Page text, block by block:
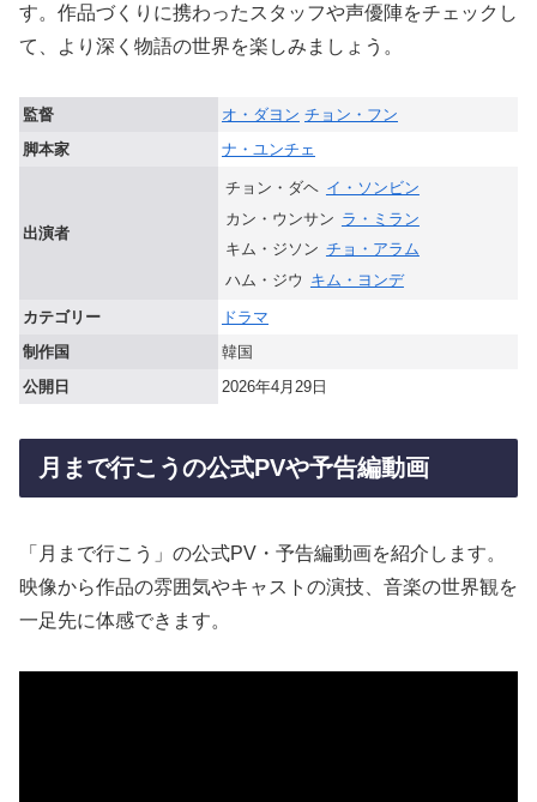
す。作品づくりに携わったスタッフや声優陣をチェックし
て、より深く物語の世界を楽しみましょう。
監督 オ・ダヨン チョン・フン
脚本家
ナ・ユンチェ
出演者
チョン・ダヘ イ・ソンビン
カン・ウンサン ラ・ミラン
キム・ジソン チョ・アラム
ハム・ジウ キム・ヨンデ
カテゴリー
ドラマ
制作国
韓国
公開日
2026年4月29日
月まで行こうの公式PVや予告編動画
「月まで行こう」の公式PV・予告編動画を紹介します。
映像から作品の雰囲気やキャストの演技、音楽の世界観を
一足先に体感できます。